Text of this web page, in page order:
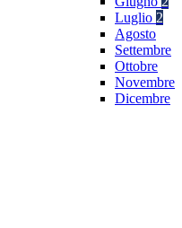
Luglio 2
Agosto
Settembre
Ottobre
Novembre
Dicembre